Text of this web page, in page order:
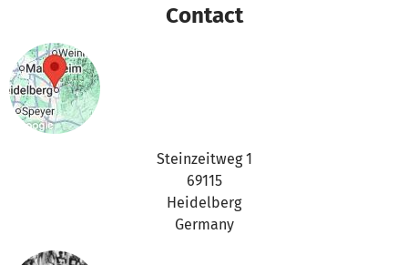
Contact
Steinzeitweg 1
69115
Heidelberg
Germany